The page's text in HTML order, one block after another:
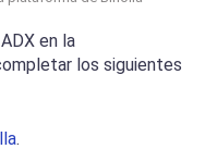
en la
los siguientes
.